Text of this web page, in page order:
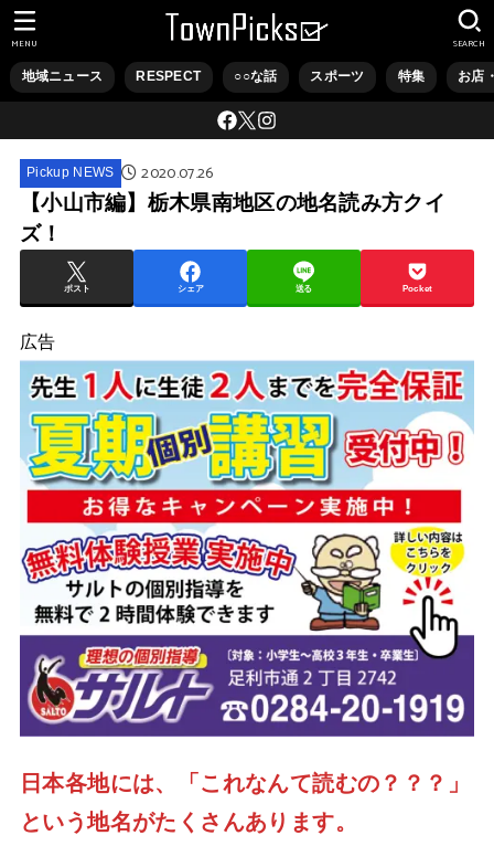
地域ニュース RESPECT ○○な話 スポーツ 特集 お店
SEARCH
MENU
Pickup NEWS 2020.07.26
【小山市編】栃木県南地区の地名読み方クイ
ズ！
ポスト シェア 送る Pocket
広告
日本各地には、「これなんて読むの？？？」
という地名がたくさんあります。